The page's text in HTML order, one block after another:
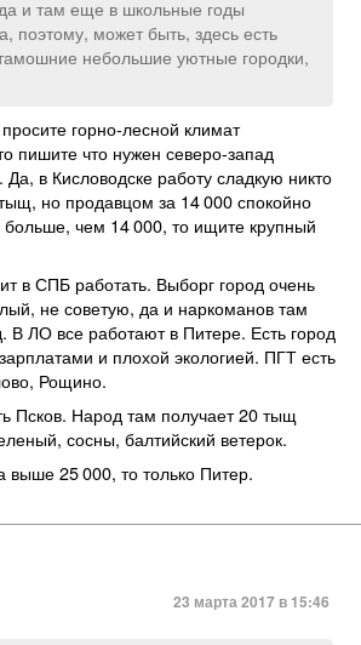
и там еще в школьные годы
поэтому, может быть, здесь есть
небольшие уютные городки,
горно-лесной климат
пишите что нужен северо-запад
в Кисловодске работу сладкую никто
но продавцом за 14 000 спокойно
больше, чем 14 000, то ищите крупный
в СПБ работать. Выборг город очень
не советую, да и наркоманов там
В ЛО все работают в Питере. Есть город
и плохой экологией. ПГТ есть
Рощино.
Псков. Народ там получает 20 тыщ
сосны, балтийский ветерок.
выше 25 000, то только Питер.
23 марта 2017 в 15:46